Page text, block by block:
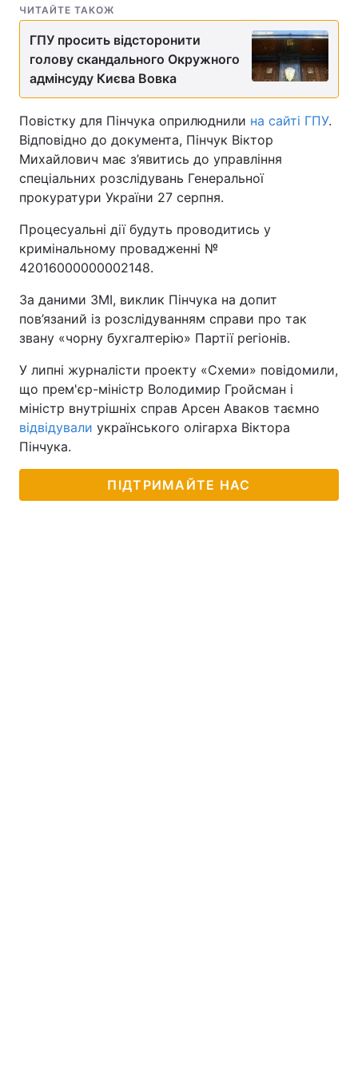
ЧИТАЙТЕ ТАКОЖ
ГПУ просить відсторонити
голову скандального Окружного
адмінсуду Києва Вовка
Повістку для Пінчука оприлюднили на сайті ГПУ.
Відповідно до документа, Пінчук Віктор
Михайлович має з’явитись до управління
спеціальних розслідувань Генеральної
прокуратури України 27 серпня.
Процесуальні дії будуть проводитись у
кримінальному провадженні №
42016000000002148.
За даними ЗМІ, виклик Пінчука на допит
пов’язаний із розслідуванням справи про так
звану «чорну бухгалтерію» Партії регіонів.
У липні журналісти проекту «Схеми» повідомили,
що прем'єр-міністр Володимир Гройсман і
міністр внутрішніх справ Арсен Аваков таємно
відвідували українського олігарха Віктора
Пінчука.
ПІДТРИМАЙТЕ НАС